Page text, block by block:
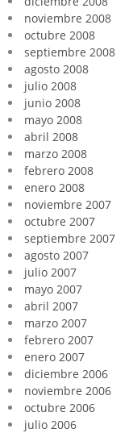
noviembre 2008
octubre 2008
septiembre 2008
agosto 2008
julio 2008
junio 2008
mayo 2008
abril 2008
marzo 2008
febrero 2008
enero 2008
noviembre 2007
octubre 2007
septiembre 2007
agosto 2007
julio 2007
mayo 2007
abril 2007
marzo 2007
febrero 2007
enero 2007
diciembre 2006
noviembre 2006
octubre 2006
julio 2006